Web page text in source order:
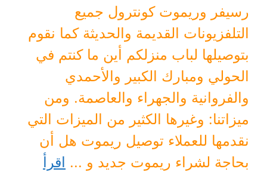
رسيفر وريموت كونترول جميع
التلفزيونات القديمة والحديثة كما نقوم
بتوصيلها لباب منزلكم أين ما كنتم في
الحولي ومبارك الكبير والأحمدي
والفروانية والجهراء والعاصمة. ومن
ميزاتنا: وغيرها الكثير من الميزات التي
نقدمها للعملاء توصيل ريموت هل أن
بحاجة لشراء ريموت جديد و ... اقرأ